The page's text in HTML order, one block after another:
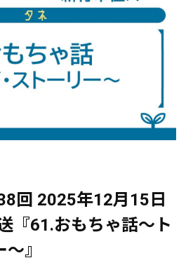
回 2025年12月15日
『61.おもちゃ話～ト
』